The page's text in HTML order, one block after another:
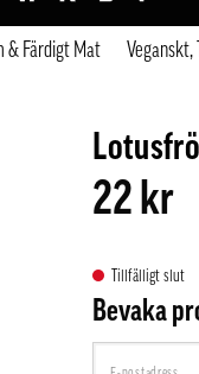
& Färdigt Mat Veganskt,
22 kr
Tillfälligt slut
Bevaka